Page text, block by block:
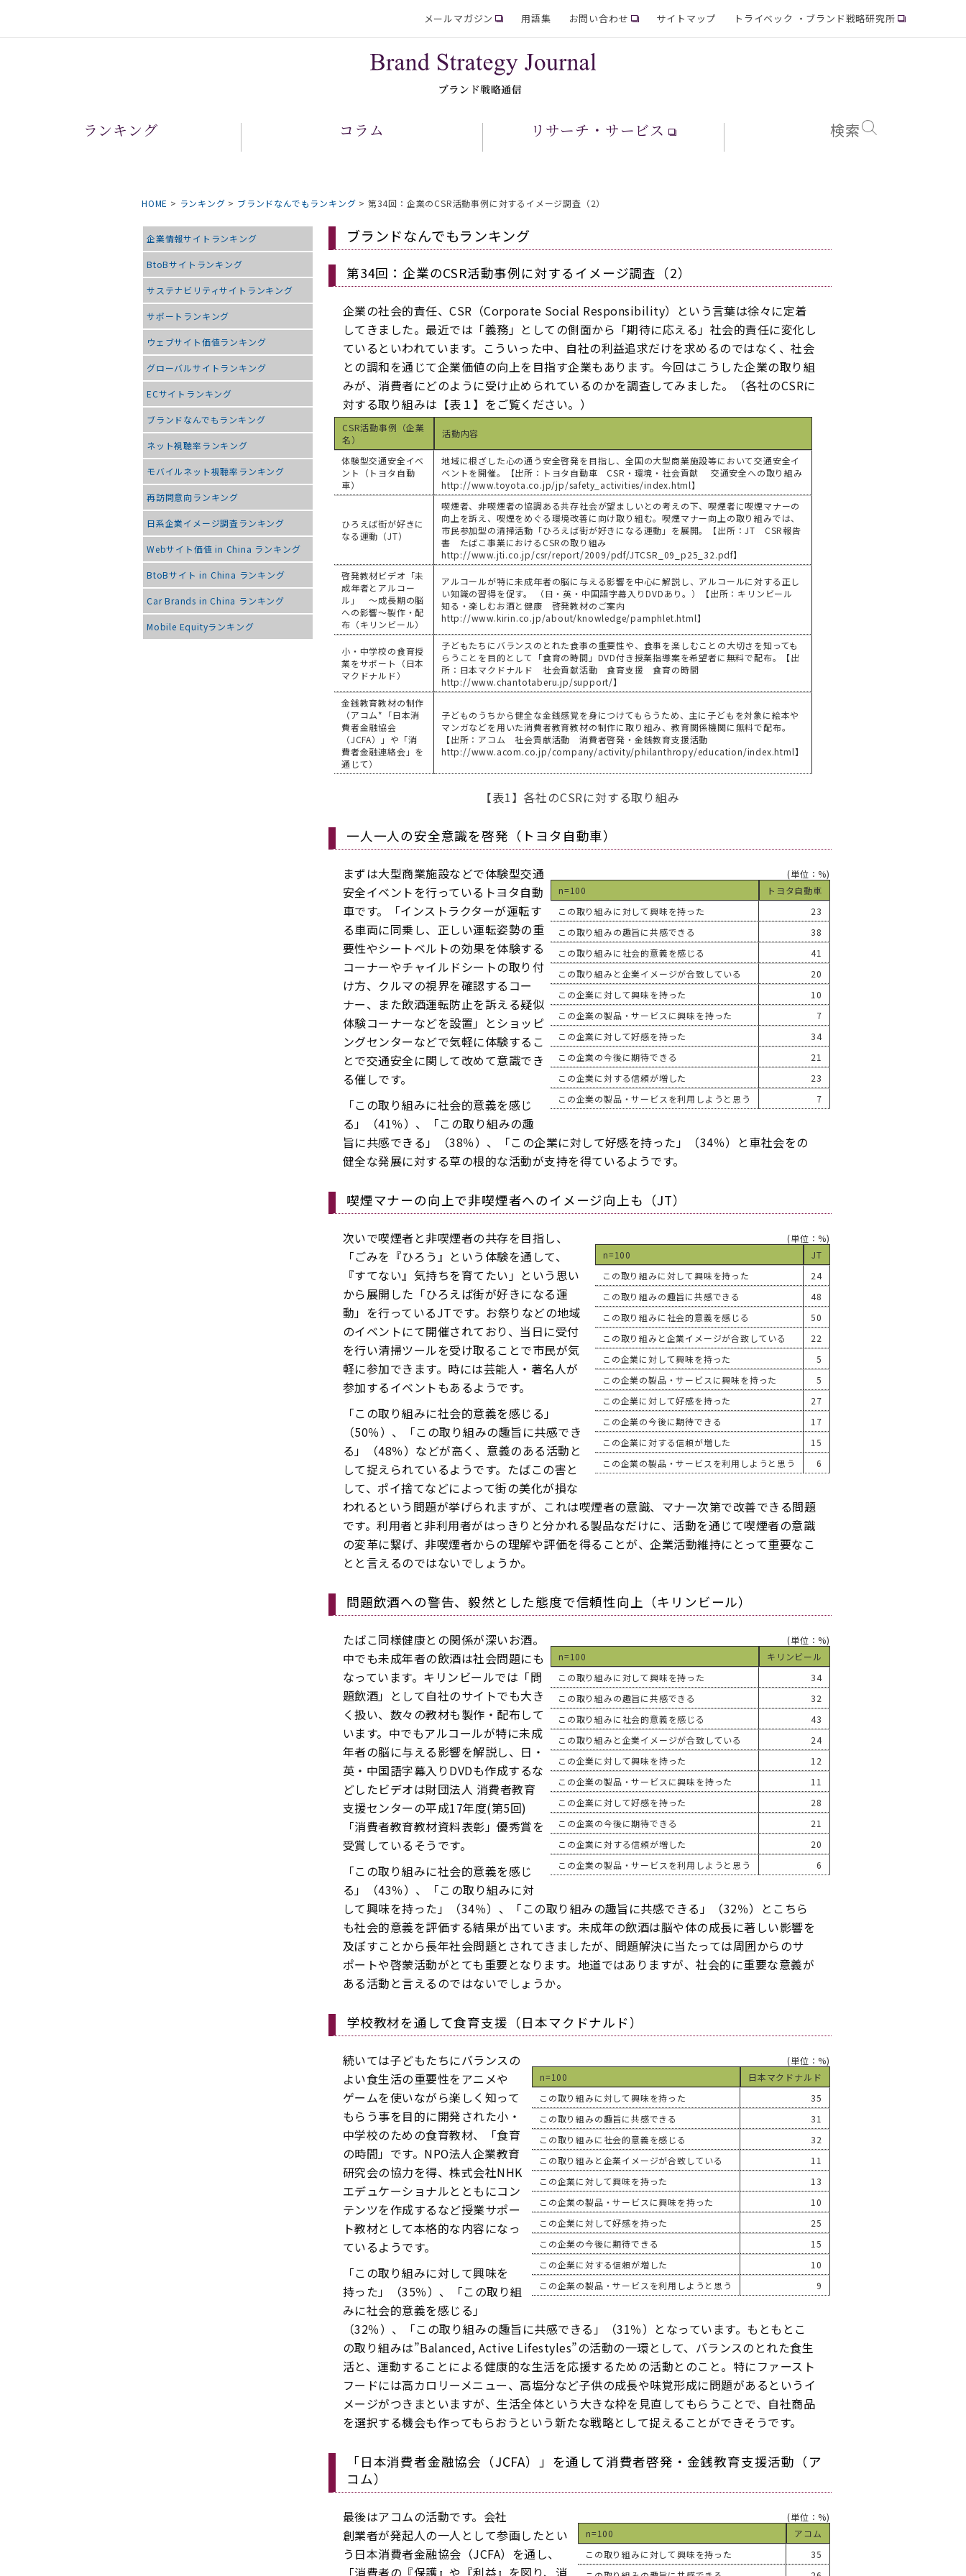
メールマガジン 用語集 お問い合わせ サイトマップ トライベック ・ブランド戦略研究所
ランキング コラム リサーチ・サービス 検索
HOME > ランキング > ブランドなんでもランキング > 第34回：企業のCSR活動事例に対するイメージ調査（2）
企業情報サイトランキング
BtoBサイトランキング
サステナビリティサイトランキング
サポートランキング
ウェブサイト価値ランキング
グローバルサイトランキング
ECサイトランキング
ブランドなんでもランキング
ネット視聴率ランキング
モバイルネット視聴率ランキング
再訪問意向ランキング
日系企業イメージ調査ランキング
Webサイト価値 in China ランキング
BtoBサイト in China ランキング
Car Brands in China ランキング
Mobile Equityランキング
ブランドなんでもランキング
第34回：企業のCSR活動事例に対するイメージ調査（2）
企業の社会的責任、CSR（Corporate Social Responsibility）という言葉は徐々に定着
してきました。最近では「義務」としての側面から「期待に応える」社会的責任に変化し
ているといわれています。こういった中、自社の利益追求だけを求めるのではなく、社会
との調和を通じて企業価値の向上を目指す企業もあります。今回はこうした企業の取り組
みが、消費者にどのように受け止められているのかを調査してみました。（各社のCSRに
対する取り組みは【表１】をご覧ください。）
CSR活動事例（企業
名）
活動内容
体験型交通安全イベ
ント（トヨタ自動
車）
地域に根ざした心の通う安全啓発を目指し、全国の大型商業施設等において交通安全イ
ベントを開催。【出所：トヨタ自動車 CSR・環境・社会貢献 交通安全への取り組み
http://www.toyota.co.jp/jp/safety_activities/index.html】
ひろえば街が好きに
なる運動（JT）
喫煙者、非喫煙者の協調ある共存社会が望ましいとの考えの下、喫煙者に喫煙マナーの
向上を訴え、喫煙をめぐる環境改善に向け取り組む。喫煙マナー向上の取り組みでは、
市民参加型の清掃活動「ひろえば街が好きになる運動」を展開。【出所：JT CSR報告
書 たばこ事業におけるCSRの取り組み
http://www.jti.co.jp/csr/report/2009/pdf/JTCSR_09_p25_32.pdf】
啓発教材ビデオ「未
成年者とアルコー
ル」 〜成長期の脳
への影響〜製作・配
布（キリンビール）
アルコールが特に未成年者の脳に与える影響を中心に解説し、アルコールに対する正し
い知識の習得を促す。 （日・英・中国語字幕入りDVDあり。）【出所：キリンビール
知る・楽しむお酒と健康 啓発教材のご案内
http://www.kirin.co.jp/about/knowledge/pamphlet.html】
小・中学校の食育授
業をサポート（日本
マクドナルド）
子どもたちにバランスのとれた食事の重要性や、食事を楽しむことの大切さを知っても
らうことを目的として「食育の時間」DVD付き授業指導案を希望者に無料で配布。【出
所：日本マクドナルド 社会貢献活動 食育支援 食育の時間
http://www.chantotaberu.jp/support/】
金銭教育教材の制作
（アコム*「日本消
費者金融協会
（JCFA）」や「消
費者金融連絡会」を
通じて）
子どものうちから健全な金銭感覚を身につけてもらうため、主に子どもを対象に絵本や
マンガなどを用いた消費者教育教材の制作に取り組み、教育関係機関に無料で配布。
【出所：アコム 社会貢献活動 消費者啓発・金銭教育支援活動
http://www.acom.co.jp/company/activity/philanthropy/education/index.html】
【表1】各社のCSRに対する取り組み
一人一人の安全意識を啓発（トヨタ自動車）
(単位：%)
n=100
トヨタ自動車
この取り組みに対して興味を持った
23
この取り組みの趣旨に共感できる
38
この取り組みに社会的意義を感じる
41
この取り組みと企業イメージが合致している
20
この企業に対して興味を持った
10
この企業の製品・サービスに興味を持った
7
この企業に対して好感を持った
34
この企業の今後に期待できる
21
この企業に対する信頼が増した
23
この企業の製品・サービスを利用しようと思う
7
まずは大型商業施設などで体験型交通
安全イベントを行っているトヨタ自動
車です。「インストラクターが運転す
る車両に同乗し、正しい運転姿勢の重
要性やシートベルトの効果を体験する
コーナーやチャイルドシートの取り付
け方、クルマの視界を確認するコー
ナー、また飲酒運転防止を訴える疑似
体験コーナーなどを設置」とショッピ
ングセンターなどで気軽に体験するこ
とで交通安全に関して改めて意識でき
る催しです。
「この取り組みに社会的意義を感じ
る」（41％）、「この取り組みの趣
旨に共感できる」（38％）、「この企業に対して好感を持った」（34％）と車社会をの
健全な発展に対する草の根的な活動が支持を得ているようです。
喫煙マナーの向上で非喫煙者へのイメージ向上も（JT）
(単位：%)
n=100
JT
この取り組みに対して興味を持った
24
この取り組みの趣旨に共感できる
48
この取り組みに社会的意義を感じる
50
この取り組みと企業イメージが合致している
22
この企業に対して興味を持った
5
この企業の製品・サービスに興味を持った
5
この企業に対して好感を持った
27
この企業の今後に期待できる
17
この企業に対する信頼が増した
15
この企業の製品・サービスを利用しようと思う
6
次いで喫煙者と非喫煙者の共存を目指し、
「ごみを『ひろう』という体験を通して、
『すてない』気持ちを育てたい」という思い
から展開した「ひろえば街が好きになる運
動」を行っているJTです。お祭りなどの地域
のイベントにて開催されており、当日に受付
を行い清掃ツールを受け取ることで市民が気
軽に参加できます。時には芸能人・著名人が
参加するイベントもあるようです。
「この取り組みに社会的意義を感じる」
（50％）、「この取り組みの趣旨に共感でき
る」（48％）などが高く、意義のある活動と
して捉えられているようです。たばこの害と
して、ポイ捨てなどによって街の美化が損な
われるという問題が挙げられますが、これは喫煙者の意識、マナー次第で改善できる問題
です。利用者と非利用者がはっきりと分かれる製品なだけに、活動を通じて喫煙者の意識
の変革に繋げ、非喫煙者からの理解や評価を得ることが、企業活動維持にとって重要なこ
とと言えるのではないでしょうか。
問題飲酒への警告、毅然とした態度で信頼性向上（キリンビール）
(単位：%)
n=100
キリンビール
この取り組みに対して興味を持った
34
この取り組みの趣旨に共感できる
32
この取り組みに社会的意義を感じる
43
この取り組みと企業イメージが合致している
24
この企業に対して興味を持った
12
この企業の製品・サービスに興味を持った
11
この企業に対して好感を持った
28
この企業の今後に期待できる
21
この企業に対する信頼が増した
20
この企業の製品・サービスを利用しようと思う
6
たばこ同様健康との関係が深いお酒。
中でも未成年者の飲酒は社会問題にも
なっています。キリンビールでは「問
題飲酒」として自社のサイトでも大き
く扱い、数々の教材も製作・配布して
います。中でもアルコールが特に未成
年者の脳に与える影響を解説し、日・
英・中国語字幕入りDVDも作成するな
どしたビデオは財団法人 消費者教育
支援センターの平成17年度(第5回)
「消費者教育教材資料表彰」優秀賞を
受賞しているそうです。
「この取り組みに社会的意義を感じ
る」（43％）、「この取り組みに対
して興味を持った」（34％）、「この取り組みの趣旨に共感できる」（32％）とこちら
も社会的意義を評価する結果が出ています。未成年の飲酒は脳や体の成長に著しい影響を
及ぼすことから長年社会問題とされてきましたが、問題解決に当たっては周囲からのサ
ポートや啓蒙活動がとても重要となります。地道ではありますが、社会的に重要な意義が
ある活動と言えるのではないでしょうか。
学校教材を通して食育支援（日本マクドナルド）
(単位：%)
n=100
日本マクドナルド
この取り組みに対して興味を持った
35
この取り組みの趣旨に共感できる
31
この取り組みに社会的意義を感じる
32
この取り組みと企業イメージが合致している
11
この企業に対して興味を持った
13
この企業の製品・サービスに興味を持った
10
この企業に対して好感を持った
25
この企業の今後に期待できる
15
この企業に対する信頼が増した
10
この企業の製品・サービスを利用しようと思う
9
続いては子どもたちにバランスの
よい食生活の重要性をアニメや
ゲームを使いながら楽しく知って
もらう事を目的に開発された小・
中学校のための食育教材、「食育
の時間」です。NPO法人企業教育
研究会の協力を得、株式会社NHK
エデュケーショナルとともにコン
テンツを作成するなど授業サポー
ト教材として本格的な内容になっ
ているようです。
「この取り組みに対して興味を
持った」（35％）、「この取り組
みに社会的意義を感じる」
（32％）、「この取り組みの趣旨に共感できる」（31％）となっています。もともとこ
の取り組みは”Balanced, Active Lifestyles”の活動の一環として、バランスのとれた食生
活と、運動することによる健康的な生活を応援するための活動とのこと。特にファースト
フードには高カロリーメニュー、高塩分など子供の成長や味覚形成に問題があるというイ
メージがつきまといますが、生活全体という大きな枠を見直してもらうことで、自社商品
を選択する機会も作ってもらおうという新たな戦略として捉えることができそうです。
「日本消費者金融協会（JCFA）」を通して消費者啓発・金銭教育支援活動（ア
コム）
(単位：%)
n=100
アコム
この取り組みに対して興味を持った
35
最後はアコムの活動です。会社
創業者が発起人の一人として参画したとい
う日本消費者金融協会（JCFA）を通し、
「消費者の『保護』や『利益』を図り、消